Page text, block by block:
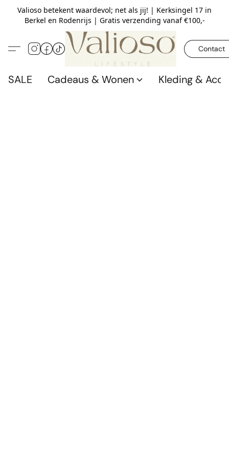
Valioso betekent waardevol; net als jij! | Kerksingel 17 in
Berkel en Rodenrijs | Gratis verzending vanaf €100,-
Contact
SALE Cadeaus & Wonen Kleding &